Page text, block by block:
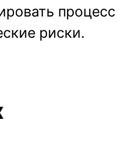
процесс
риски.